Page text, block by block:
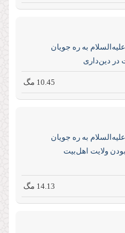
به ره جویان
دین‌داری
10.45 مگ
به ره جویان
ولایت اهل‌بیت
14.13 مگ